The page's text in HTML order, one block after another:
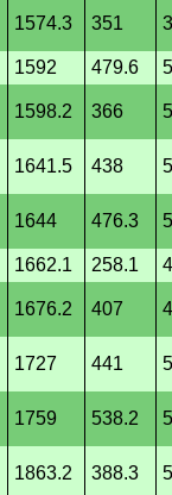
1574.3 351
1592 479.6
1598.2 366
1641.5 438
1644 476.3
1662.1 258.1
1676.2 407
1727 441
1759 538.2
1863.2 388.3